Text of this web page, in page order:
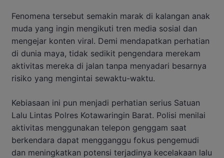
Fenomena tersebut semakin marak di kalangan anak
muda yang ingin mengikuti tren media sosial dan
mengejar konten viral. Demi mendapatkan perhatian
di dunia maya, tidak sedikit pengendara merekam
aktivitas mereka di jalan tanpa menyadari besarnya
risiko yang mengintai sewaktu-waktu.
Kebiasaan ini pun menjadi perhatian serius Satuan
Lalu Lintas Polres Kotawaringin Barat. Polisi menilai
aktivitas menggunakan telepon genggam saat
berkendara dapat mengganggu fokus pengemudi
dan meningkatkan potensi terjadinya kecelakaan lalu